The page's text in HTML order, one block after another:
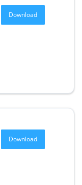
Download
Download